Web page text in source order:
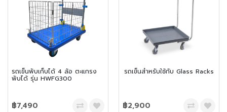
รถเข็นพับเก็บได้ 4 ล้อ ตะแกรง
พับได้ รุ่น HWFG300
฿7,490
รถเข็นสำหรับใช้กับ Glass Racks
฿2,900